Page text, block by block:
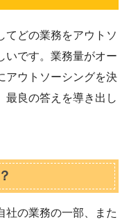
てどの業務をアウトソ
いです。業務量がオー
アウトソーシングを決
最良の答えを導き出し
社の業務の一部、また